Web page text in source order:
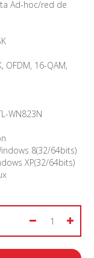
Ad-hoc/red de
OFDM, 16-QAM,
WN823N
8(32/64bits)
XP(32/64bits)